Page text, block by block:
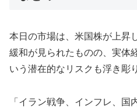
本日の市場は、米国株が上昇
緩和が見られたものの、実体
いう潜在的なリスクも浮き彫
「イラン戦争、インフレ、